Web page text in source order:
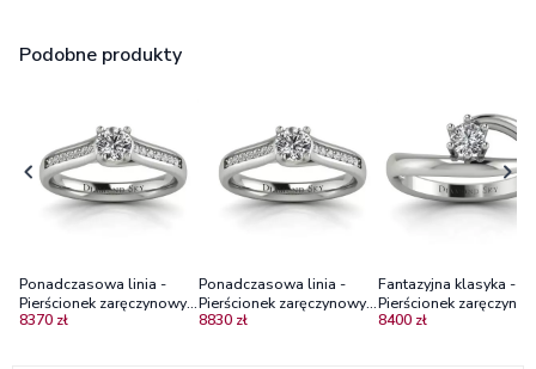
Podobne produkty
Ponadczasowa linia -
Pierścionek zaręczynowy z
białego złota z
8370 zł
Ponadczasowa linia -
Pierścionek zaręczynowy z
białego złota z
8830 zł
Fantazyjna klasyka -
Pierścionek
białego złota z
8400 zł